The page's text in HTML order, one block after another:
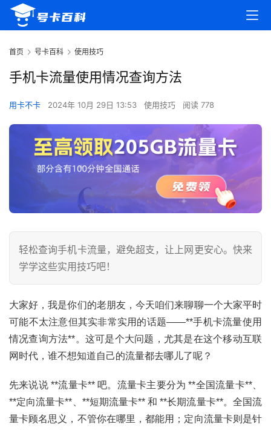
首页 号卡百科 使用技巧
手机卡流量使用情况查询方法
用卡不卡 2024年 10月 29日 13:53 使用技巧 阅读 778
轻松查询手机卡流量，避免超支，让上网更安心。快来
学学这些实用技巧吧！
大家好，我是你们的老朋友，今天咱们来聊聊一个大家平时
可能不太注意但其实非常实用的话题——**手机卡流量使用
情况查询方法**。这可是个大问题，尤其是在这个移动互联
网时代，谁不想知道自己的流量都去哪儿了呢？
先来说说 **流量卡** 吧。流量卡主要分为 **全国流量卡**、
**定向流量卡**、**短期流量卡** 和 **长期流量卡**。全国流
量卡顾名思义，不管你在哪里，都能用；定向流量卡则是针